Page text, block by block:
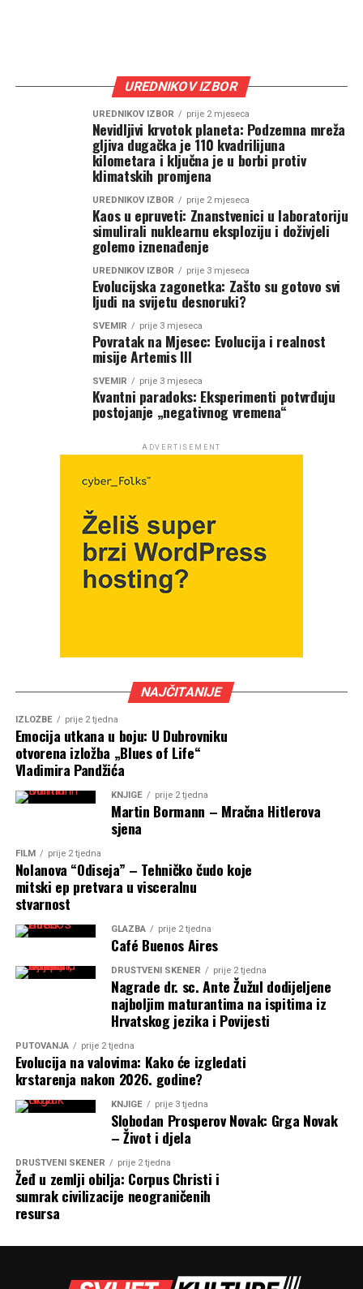
UREDNIKOV IZBOR
UREDNIKOV IZBOR prije 2 mjeseca
Nevidljivi krvotok planeta: Podzemna mreža
gljiva dugačka je 110 kvadrilijuna
kilometara i ključna je u borbi protiv
klimatskih promjena
UREDNIKOV IZBOR prije 2 mjeseca
Kaos u epruveti: Znanstvenici u laboratoriju
simulirali nuklearnu eksploziju i doživjeli
golemo iznenađenje
UREDNIKOV IZBOR prije 3 mjeseca
Evolucijska zagonetka: Zašto su gotovo svi
ljudi na svijetu desnoruki?
SVEMIR prije 3 mjeseca
Povratak na Mjesec: Evolucija i realnost
misije Artemis III
SVEMIR prije 3 mjeseca
Kvantni paradoks: Eksperimenti potvrđuju
postojanje „negativnog vremena“
ADVERTISEMENT
NAJČITANIJE
IZLOŽBE prije 2 tjedna
Emocija utkana u boju: U Dubrovniku
otvorena izložba „Blues of Life“
Vladimira Pandžića
KNJIGE prije 2 tjedna
Martin Bormann – Mračna Hitlerova
sjena
FILM prije 2 tjedna
Nolanova “Odiseja” – Tehničko čudo koje
mitski ep pretvara u visceralnu
stvarnost
GLAZBA prije 2 tjedna
Café Buenos Aires
DRUŠTVENI SKENER prije 2 tjedna
Nagrade dr. sc. Ante Žužul dodijeljene
najboljim maturantima na ispitima iz
Hrvatskog jezika i Povijesti
PUTOVANJA prije 2 tjedna
Evolucija na valovima: Kako će izgledati
krstarenja nakon 2026. godine?
KNJIGE prije 3 tjedna
Slobodan Prosperov Novak: Grga Novak
– Život i djela
DRUŠTVENI SKENER prije 2 tjedna
Žeđ u zemlji obilja: Corpus Christi i
sumrak civilizacije neograničenih
resursa